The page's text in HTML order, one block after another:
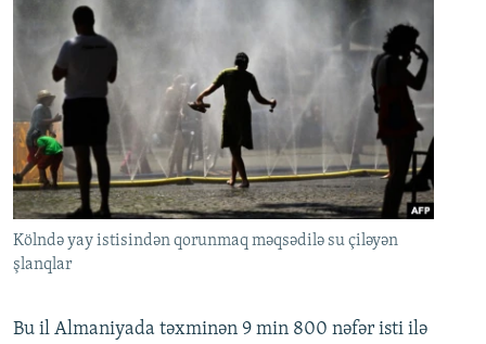
Kölndə yay istisindən qorunmaq məqsədilə su çiləyən
şlanqlar
Bu il Almaniyada təxminən 9 min 800 nəfər isti ilə